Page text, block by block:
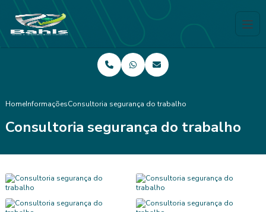
HomeInformaçõesConsultoria segurança do trabalho
Consultoria segurança do trabalho